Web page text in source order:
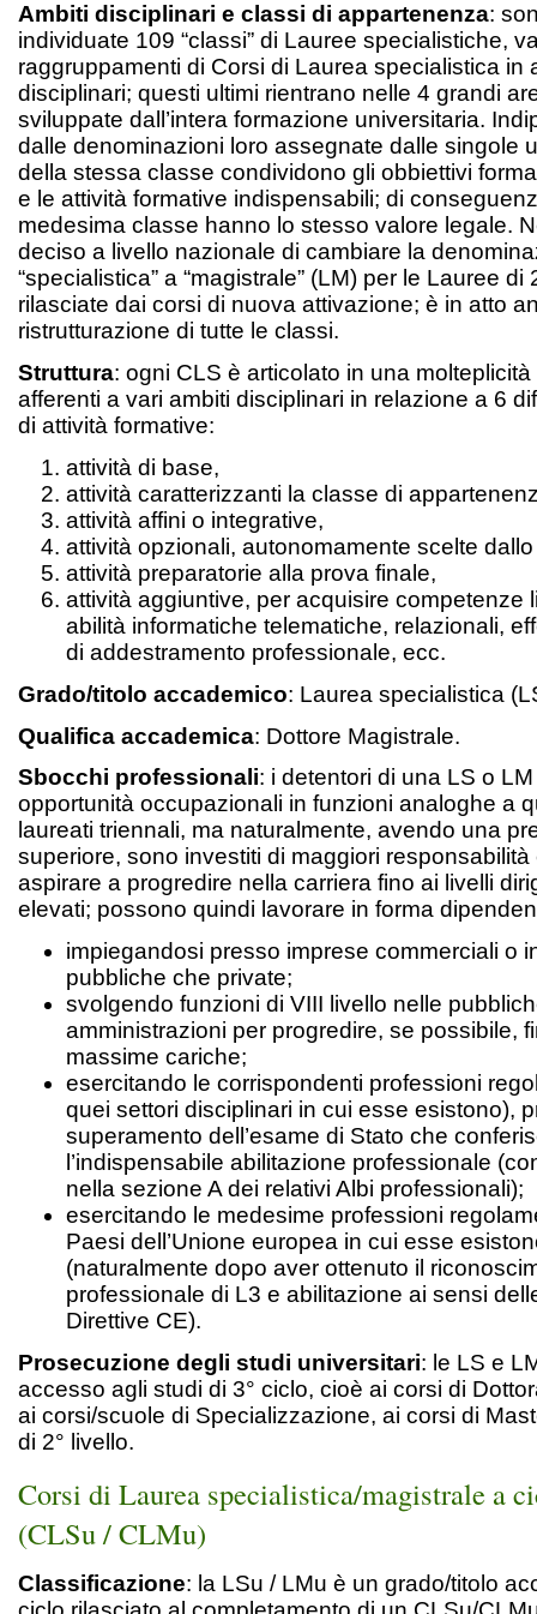
Ambiti disciplinari e classi di appartenenza:
individuate 109 “classi” di Lauree specialistiche,
raggruppamenti di Corsi di Laurea specialistica in
disciplinari; questi ultimi rientrano nelle 4 grandi
sviluppate dall’intera formazione universitaria.
dalle denominazioni loro assegnate dalle singole
della stessa classe condividono gli obbiettivi
e le attività formative indispensabili; di
medesima classe hanno lo stesso valore legale.
deciso a livello nazionale di cambiare la
“specialistica” a “magistrale” (LM) per le Lauree di
rilasciate dai corsi di nuova attivazione; è in atto
ristrutturazione di tutte le classi.
Struttura: ogni CLS è articolato in una
afferenti a vari ambiti disciplinari in relazione a 6
di attività formative:
attività di base,
attività caratterizzanti la classe di
attività affini o integrative,
attività opzionali, autonomamente scelte
attività preparatorie alla prova finale,
attività aggiuntive, per acquisire competenze
abilità informatiche telematiche, relazionali,
di addestramento professionale, ecc.
Grado/titolo accademico: Laurea specialistica
Qualifica accademica: Dottore Magistrale.
Sbocchi professionali: i detentori di una LS o
opportunità occupazionali in funzioni analoghe a
laureati triennali, ma naturalmente, avendo una
superiore, sono investiti di maggiori
aspirare a progredire nella carriera fino ai livelli
elevati; possono quindi lavorare in forma
impiegandosi presso imprese commerciali o
pubbliche che private;
svolgendo funzioni di VIII livello nelle
amministrazioni per progredire, se possibile,
massime cariche;
esercitando le corrispondenti professioni
quei settori disciplinari in cui esse esistono),
superamento dell’esame di Stato che
l’indispensabile abilitazione professionale
nella sezione A dei relativi Albi professionali);
esercitando le medesime professioni
Paesi dell’Unione europea in cui esse
(naturalmente dopo aver ottenuto il
professionale di L3 e abilitazione ai sensi
Direttive CE).
Prosecuzione degli studi universitari: le LS e
accesso agli studi di 3° ciclo, cioè ai corsi di
ai corsi/scuole di Specializzazione, ai corsi di
di 2° livello.
Corsi di Laurea specialistica/magistrale a
(CLSu / CLMu)
Classificazione: la LSu / LMu è un grado/titolo